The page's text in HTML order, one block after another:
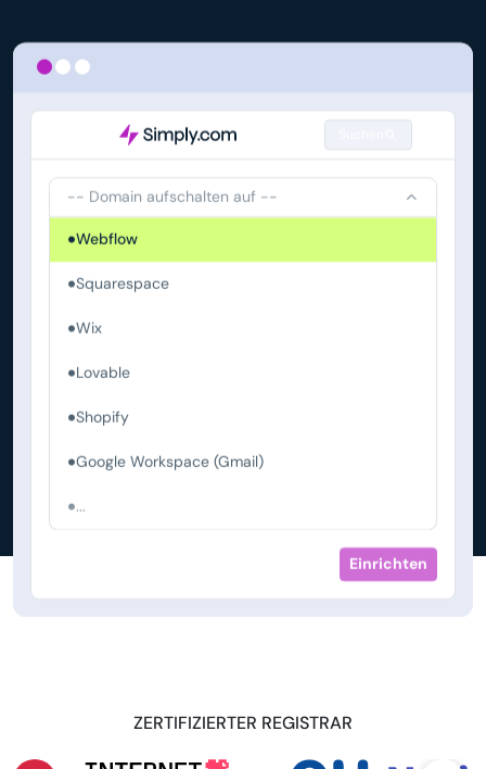
-- Domain aufschalten auf --
Webflow
Squarespace
Wix
Lovable
Shopify
Google Workspace (Gmail)
...
Einrichten
ZERTIFIZIERTER REGISTRAR